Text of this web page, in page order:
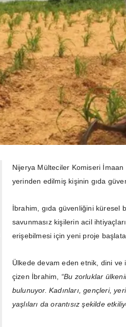
Nijerya Mülteciler Komiseri
yerinden edilmiş kişinin gıda
İbrahim, gıda güvenliğini küresel
savunmasız kişilerin acil
erişebilmesi için yeni proje
Ülkede devam eden etnik, dini ve
çizen İbrahim, “Bu zorluklar
bulunuyor. Kadınları, gençleri,
yaşlıları da orantısız şekilde